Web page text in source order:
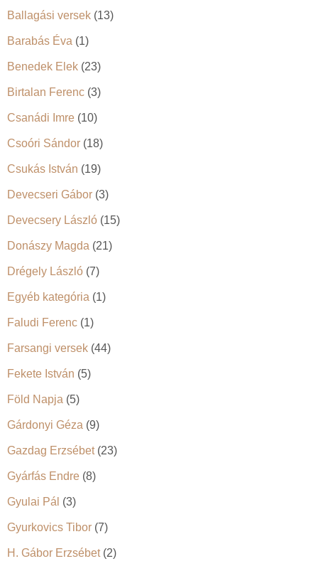
Ballagási versek (13)
Barabás Éva (1)
Benedek Elek (23)
Birtalan Ferenc (3)
Csanádi Imre (10)
Csoóri Sándor (18)
Csukás István (19)
Devecseri Gábor (3)
Devecsery László (15)
Donászy Magda (21)
Drégely László (7)
Egyéb kategória (1)
Faludi Ferenc (1)
Farsangi versek (44)
Fekete István (5)
Föld Napja (5)
Gárdonyi Géza (9)
Gazdag Erzsébet(23)
Gyárfás Endre (8)
Gyulai Pál (3)
Gyurkovics Tibor (7)
H. Gábor Erzsébet(2)